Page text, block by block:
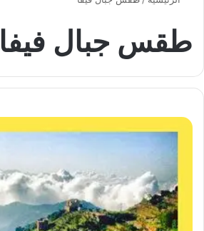
طقس جبال فيفا